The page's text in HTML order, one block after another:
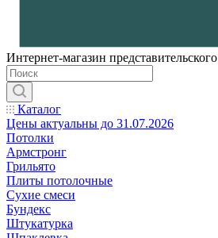
Интернет-магазин представительского
Каталог
Цены актуальны до 31.07.2026
Потолки
Армстронг
Грильято
Плиты потолочные
Сухие смеси
Бундекс
Штукатурка